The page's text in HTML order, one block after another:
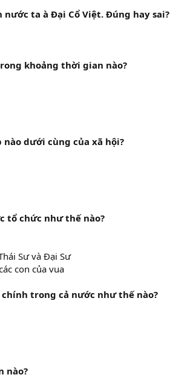
ta à Đại Cổ Việt. Đúng hay sai?
khoảng thời gian nào?
dưới cùng của xã hội?
tổ chức như thế nào?
Sư và Đại Sư
con của vua
trong cả nước như thế nào?
nào?